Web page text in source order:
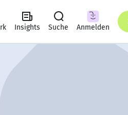
Insights Suche Anmelden